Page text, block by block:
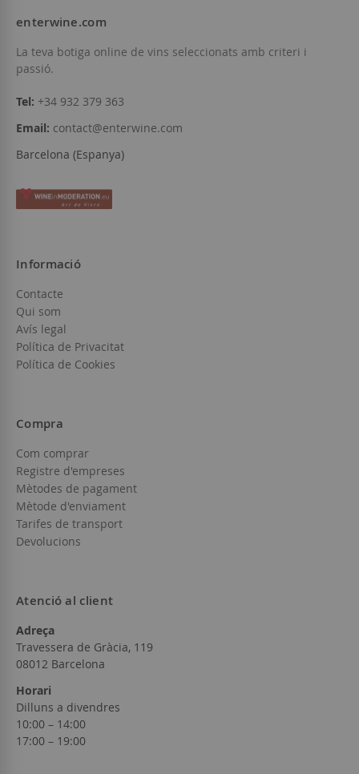
Afegir a la llista de desitjos
enterwine.com
La teva botiga online de vins seleccionats amb criteri i
passió.
Tel: +34 932 379 363
Email: contact@enterwine.com
Barcelona (Espanya)
Informació
Contacte
Qui som
Avís legal
Política de Privacitat
Política de Cookies
Compra
Com comprar
Registre d'empreses
Mètodes de pagament
Mètode d'enviament
Tarifes de transport
Devolucions
Atenció al client
Adreça
Travessera de Gràcia, 119
08012 Barcelona
Horari
Dilluns a divendres
10:00 – 14:00
17:00 – 19:00